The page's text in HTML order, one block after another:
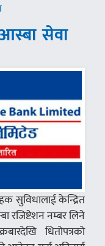
सेवा
सुविधालाई केन्द्रित
रजिष्टेशन नम्बर लिने
धितोपत्रको